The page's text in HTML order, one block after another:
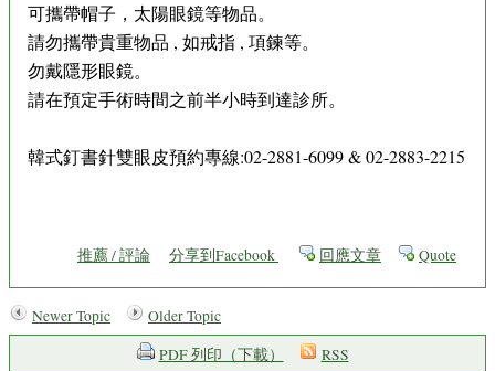
可攜帶帽子，太陽眼鏡等物品。
請勿攜帶貴重物品 , 如戒指 , 項鍊等。
勿戴隱形眼鏡。
請在預定手術時間之前半小時到達診所。
韓式釘書針雙眼皮預約專線:02-2881-6099 & 02-2883-2215
推薦 / 評論 分享到Facebook 回應文章 Quote
Newer Topic
Older Topic
PDF 列印（下載）
RSS